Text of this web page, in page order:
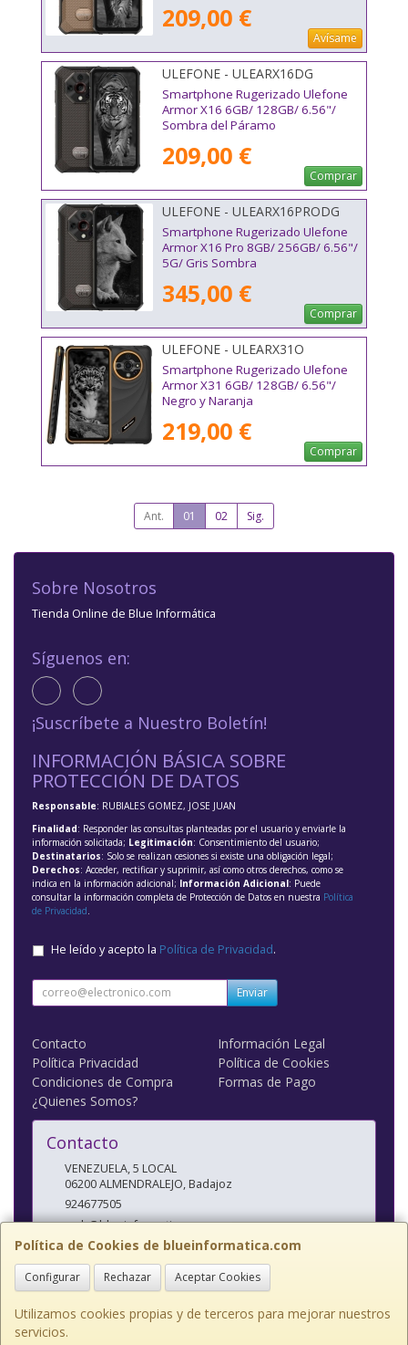
209,00 €
Avísame
ULEFONE - ULEARX16DG
Smartphone Rugerizado Ulefone
Armor X16 6GB/ 128GB/ 6.56"/
Sombra del Páramo
209,00 €
Comprar
ULEFONE - ULEARX16PRODG
Smartphone Rugerizado Ulefone
Armor X16 Pro 8GB/ 256GB/ 6.56"/
5G/ Gris Sombra
345,00 €
Comprar
ULEFONE - ULEARX31O
Smartphone Rugerizado Ulefone
Armor X31 6GB/ 128GB/ 6.56"/
Negro y Naranja
219,00 €
Comprar
Ant. 01 02 Sig.
Política de Cookies de blueinformatica.com
Configurar Rechazar Aceptar Cookies
Utilizamos cookies propias y de terceros para mejorar nuestros
servicios.
Sobre Nosotros
Tienda Online de Blue Informática
Síguenos en:
¡Suscríbete a Nuestro Boletín!
INFORMACIÓN BÁSICA SOBRE
PROTECCIÓN DE DATOS
Responsable: RUBIALES GOMEZ, JOSE JUAN
Finalidad: Responder las consultas planteadas por el usuario y enviarle la
información solicitada; Legitimación: Consentimiento del usuario;
Destinatarios: Solo se realizan cesiones si existe una obligación legal;
Derechos: Acceder, rectificar y suprimir, así como otros derechos, como se
indica en la información adicional; Información Adicional: Puede
consultar la información completa de Protección de Datos en nuestra Política
de Privacidad.
He leído y acepto la Política de Privacidad.
Enviar
Contacto
Información Legal
Política Privacidad
Política de Cookies
Condiciones de Compra
Formas de Pago
¿Quienes Somos?
Contacto
VENEZUELA, 5 LOCAL
06200ALMENDRALEJO,Badajoz
924677505
web@blueinformatica.com
Horario
10 a 14 Y 17 a 20:30